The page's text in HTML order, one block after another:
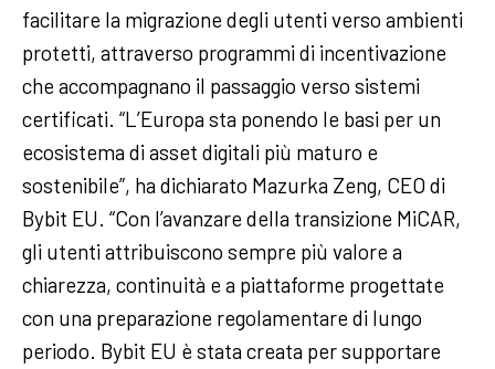
facilitare la migrazione degli utenti verso ambienti
protetti, attraverso programmi di incentivazione
che accompagnano il passaggio verso sistemi
certificati. “L’Europa sta ponendo le basi per un
ecosistema di asset digitali più maturo e
sostenibile”, ha dichiarato Mazurka Zeng, CEO di
Bybit EU. “Con l’avanzare della transizione MiCAR,
gli utenti attribuiscono sempre più valore a
chiarezza, continuità e a piattaforme progettate
con una preparazione regolamentare di lungo
periodo. Bybit EU è stata creata per supportare